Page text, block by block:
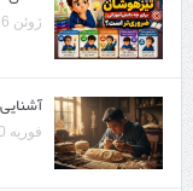
ژوئن 16, 2026
فوریه 10, 2026